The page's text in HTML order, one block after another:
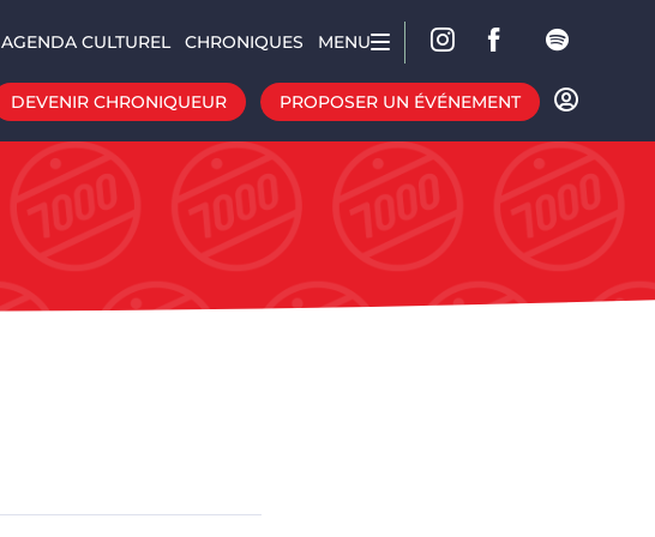
AGENDA CULTUREL CHRONIQUES MENU
DEVENIR CHRONIQUEUR PROPOSER UN ÉVÉNEMENT